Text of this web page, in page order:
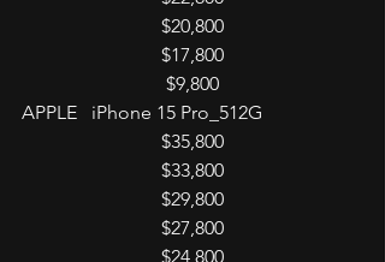
$20,800
$17,800
$9,800
APPLE   iPhone 15 Pro_512G
$35,800
$33,800
$29,800
$27,800
$24,800